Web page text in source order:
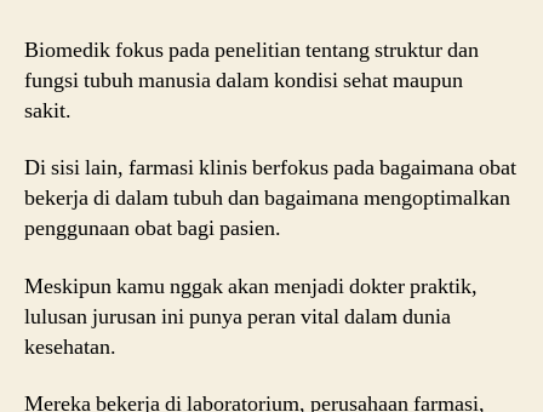
Biomedik fokus pada penelitian tentang struktur dan
fungsi tubuh manusia dalam kondisi sehat maupun
sakit.
Di sisi lain, farmasi klinis berfokus pada bagaimana obat
bekerja di dalam tubuh dan bagaimana mengoptimalkan
penggunaan obat bagi pasien.
Meskipun kamu nggak akan menjadi dokter praktik,
lulusan jurusan ini punya peran vital dalam dunia
kesehatan.
Mereka bekerja di laboratorium, perusahaan farmasi,